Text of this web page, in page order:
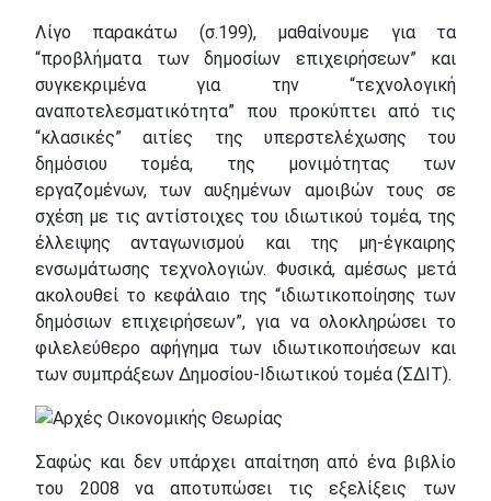
Λίγο παρακάτω (σ.199), μαθαίνουμε για τα
“προβλήματα των δημοσίων επιχειρήσεων” και
συγκεκριμένα για την “τεχνολογική
αναποτελεσματικότητα” που προκύπτει από τις
“κλασικές” αιτίες της υπερστελέχωσης του
δημόσιου τομέα, της μονιμότητας των
εργαζομένων, των αυξημένων αμοιβών τους σε
σχέση με τις αντίστοιχες του ιδιωτικού τομέα, της
έλλειψης ανταγωνισμού και της μη-έγκαιρης
ενσωμάτωσης τεχνολογιών. Φυσικά, αμέσως μετά
ακολουθεί το κεφάλαιο της “ιδιωτικοποίησης των
δημόσιων επιχειρήσεων”, για να ολοκληρώσει το
φιλελεύθερο αφήγημα των ιδιωτικοποιήσεων και
των συμπράξεων Δημοσίου-Ιδιωτικού τομέα (ΣΔΙΤ).
Σαφώς και δεν υπάρχει απαίτηση από ένα βιβλίο
του 2008 να αποτυπώσει τις εξελίξεις των